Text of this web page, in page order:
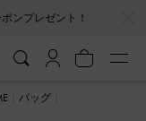
ンプレゼント！
ンプレゼント！
バッグ